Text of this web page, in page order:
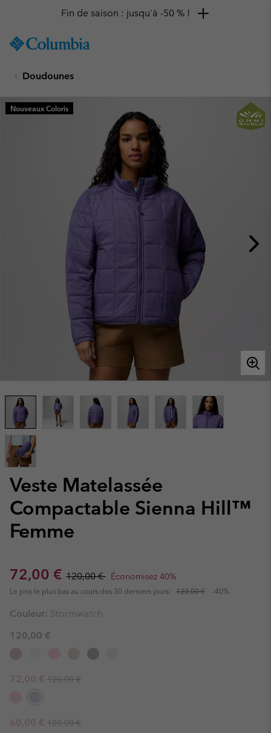
TO
SKIP
MAIN
NAV
Fin de saison : jusqu'à -50 % !
Doudounes
Veste Matelassée
Compactable Sienna Hill™
Femme
Sale price:
72,00 € Regular price:
120,00 € Économisez 40%
Le prix le plus bas au cours des 30 derniers jours: 120,00 € -40%
Nouveaux Coloris
Couleur: Stormwatch
120,00 €
Sale price:
72,00 € Regular price:
120,00 €
Sale price:
60,00 € Regular price:
120,00 €